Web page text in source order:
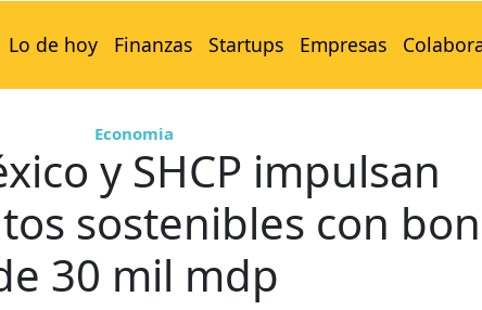
Lo de hoy Finanzas Startups Empresas
Economia
y SHCP impulsan
sostenibles con
30 mil mdp